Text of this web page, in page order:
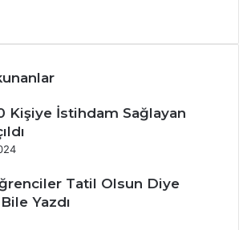
Kişiye İstihdam Sağlayan
Tatil Olsun Diye
Yazdı